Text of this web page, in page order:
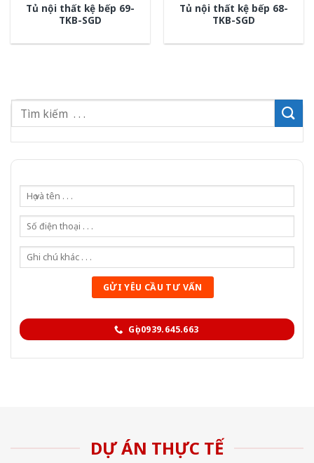
Tủ nội thất kệ bếp 69-
TKB-SGD
Tủ nội thất kệ bếp 68-
TKB-SGD
Gọi 0939.645.663
DỰ ÁN THỰC TẾ